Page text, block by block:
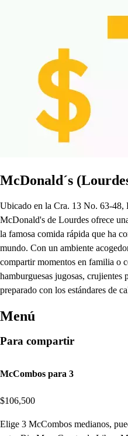
McDonald´s
Ubicado en la Cra. 13 No. 63-48,
McDonald's de Lourdes ofrece
la famosa comida rápida que ha
mundo. Con un ambiente
compartir momentos en familia o
hamburguesas jugosas, crujientes
preparado con los estándares de
Menú
Para compartir
McCombos para 3
$106,500
Elige 3 McCombos medianos,